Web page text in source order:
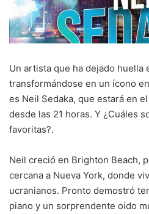
Un artista que ha dejado huella
transformándose en un ícono
es Neil Sedaka, que estará en
desde las 21 horas. Y ¿Cuáles
favoritas?.
Neil creció en Brighton Beach,
cercana a Nueva York, donde
ucranianos. Pronto demostró
piano y un sorprendente oído